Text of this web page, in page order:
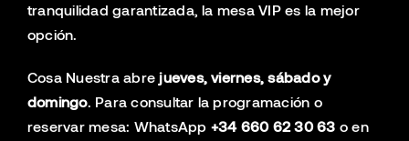
tranquilidad garantizada, la mesa VIP es la mejor
opción.
Cosa Nuestra abrejueves, viernes, sábado y
domingo. Para consultar la programación o
reservar mesa: WhatsApp +34 660 62 30 63 o en